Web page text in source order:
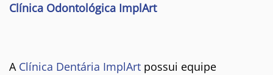
Clínica Odontológica ImplArt
A Clínica Dentária ImplArt possui equipe